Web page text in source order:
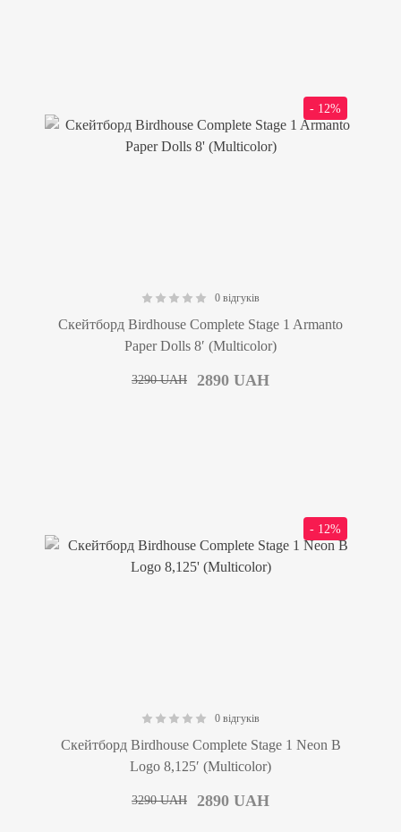
- 12%
0 відгуків
Скейтборд Birdhouse Complete Stage 1 Armanto
Paper Dolls 8′ (Multicolor)
2890UAH
3290UAH
- 12%
0 відгуків
Скейтборд Birdhouse Complete Stage 1 Neon B
Logo 8,125′ (Multicolor)
2890UAH
3290UAH